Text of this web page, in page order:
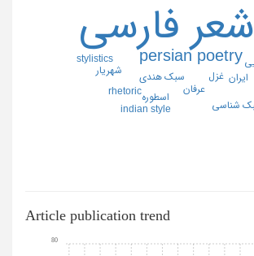
شعر فارسي
persian poetry
سبك هندي غزل
عرفان
شهريار
اسطوره
stylistics
ايران
indian style شناسي
rhetoric
Article publication trend
80